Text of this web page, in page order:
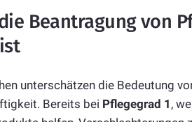
Beantragung von
unterschätzen die Bedeutung
Bereits bei Pflegegrad 1 ,